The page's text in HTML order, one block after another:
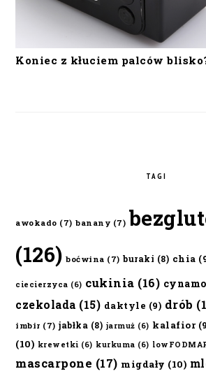
Koniec z kłuciem palców
TAGI
awokado (7) banany (7)
(126) boćwina (7) buraki (8) chia
ciecierzyca (6) cukinia (16)
czekolada (15) daktyle (9) drób
imbir (7) jabłka (8) jarmuż (6) kalafior
(10) krewetki (6) kurkuma (6)
mascarpone (17) migdały (10)